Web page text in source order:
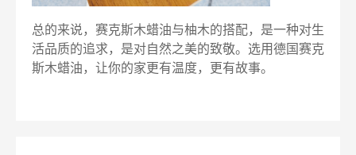
总的来说，赛克斯木蜡油与柚木的搭配，是一种对生
活品质的追求，是对自然之美的致敬。选用德国赛克
斯木蜡油，让你的家更有温度，更有故事。